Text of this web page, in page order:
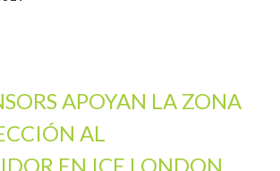
APOYAN LA ZONA
AL
EN ICE LONDON